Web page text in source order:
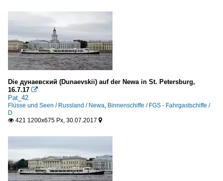
Die дунаевский (Dunaevskii) auf der Newa in St. Petersburg,
16.7.17 
Pat_42
Flüsse und Seen / Russland / Newa, Binnenschiffe / FGS - Fahrgastschiffe /
D
 421 1200x675 Px, 30.07.2017 